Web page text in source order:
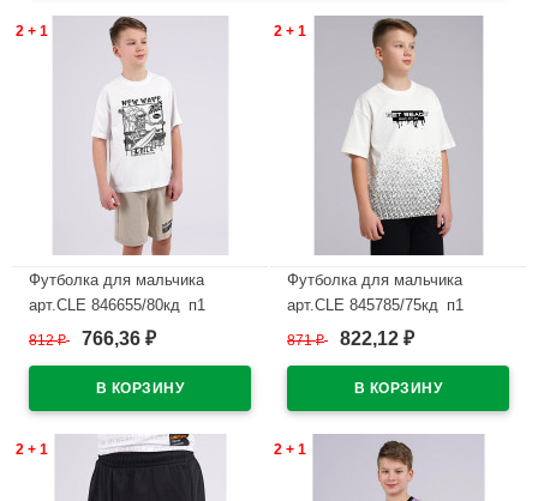
2 + 1
Футболка для мальчика
арт.CLE 846655/80кд_п1
размер 34/134-42/158 цвет
812₽ 766,36 ₽
2 + 1
Футболка для мальчика
арт.CLE 845785/75кд_п1
размер 34/134-42/158 цвет
871₽ 822,12 ₽
2 + 1 2 + 1